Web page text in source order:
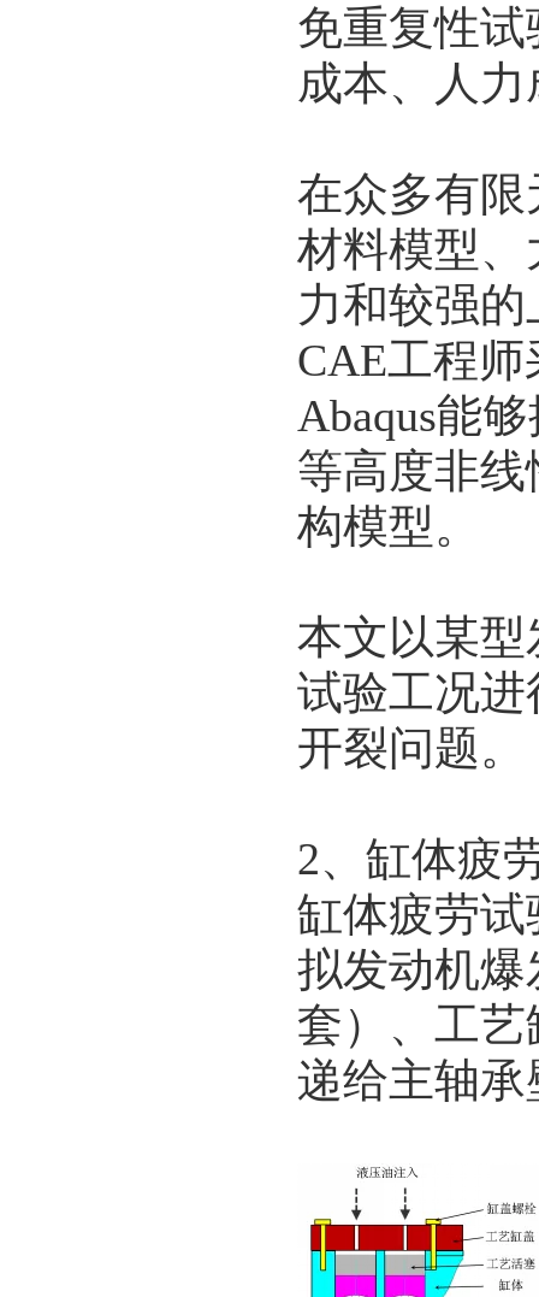
免重复性
成本、人
在众多有限
材料模型
力和较强
CAE工程
Abaqus能
等高度非
构模型。
本文以某型
试验工况
开裂问题。
2、缸体疲
缸体疲劳
拟发动机
套）、工
递给主轴